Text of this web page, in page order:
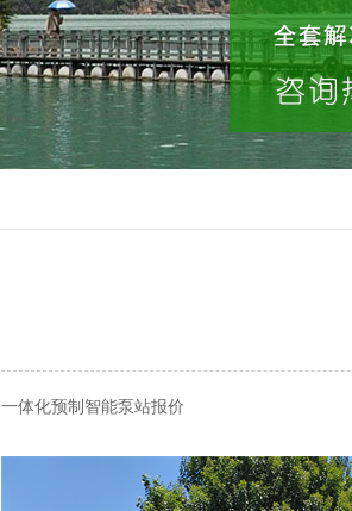
一体化预制智能泵站报价